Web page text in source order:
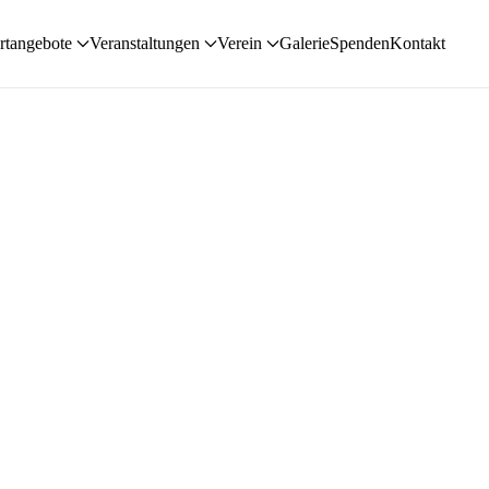
Veranstaltungen Verein GalerieSpendenKontakt